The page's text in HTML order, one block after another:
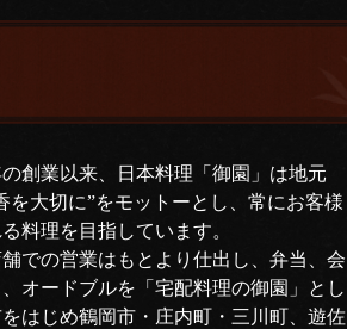
創業以来、日本料理「御園」は地元
を大切に”をモットーとし、常にお客様
料理を目指しています。
での営業はもとより仕出し、弁当、会
オードブルを「宅配料理の御園」とし
はじめ鶴岡市・庄内町・三川町、遊佐